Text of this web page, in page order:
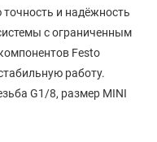
и надёжность
с ограниченным
Festo
работу.
G1/8, размер MINI